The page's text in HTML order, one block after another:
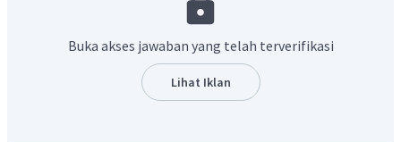
reaksi adalah -2.598,6 kJ.
Jadi, jawaban yang tepat adalah C.
Buka akses jawaban yang telah terverifikasi
Lihat Iklan